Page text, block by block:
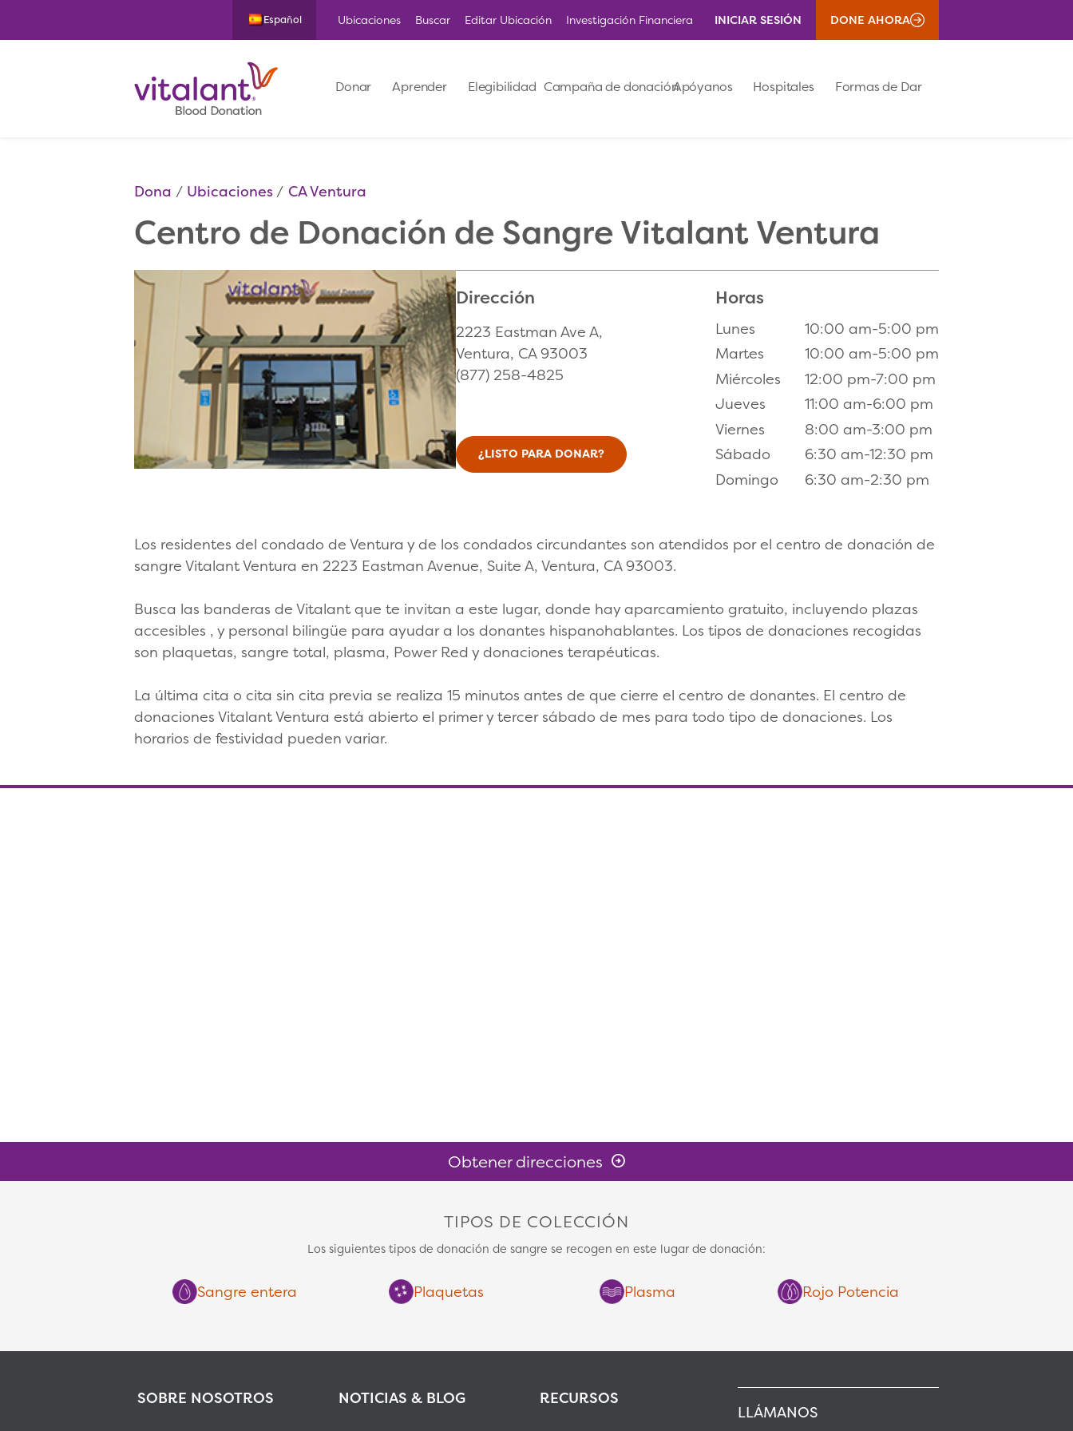
Español Ubicaciones Buscar Editar Ubicación Investigación Financiera INICIAR SESIÓN DONE AHORA
Donar Aprender Elegibilidad Campaña de donaciónApóyanos Hospitales Formas de Dar
Dona Ubicaciones CA Ventura
Centro de Donación de Sangre Vitalant Ventura
Dirección
2223 Eastman Ave A,
Ventura, CA 93003
(877) 258-4825
¿LISTO PARA DONAR?
Horas
Lunes
10:00 am-5:00 pm
Martes
10:00 am-5:00 pm
Miércoles
12:00 pm-7:00 pm
Jueves
11:00 am-6:00 pm
Viernes
8:00 am-3:00 pm
Sábado
6:30 am-12:30 pm
Domingo
6:30 am-2:30 pm
Los residentes del condado de Ventura y de los condados circundantes son atendidos por el centro de donación de
sangre Vitalant Ventura en 2223 Eastman Avenue, Suite A, Ventura, CA 93003.
Busca las banderas de Vitalant que te invitan a este lugar, donde hay aparcamiento gratuito, incluyendo plazas
accesibles , y personal bilingüe para ayudar a los donantes hispanohablantes. Los tipos de donaciones recogidas
son plaquetas, sangre total, plasma, Power Red y donaciones terapéuticas.
La última cita o cita sin cita previa se realiza 15 minutos antes de que cierre el centro de donantes. El centro de
donaciones Vitalant Ventura está abierto el primer y tercer sábado de mes para todo tipo de donaciones. Los
horarios de festividad pueden variar.
Obtener direcciones
TIPOS DE COLECCIÓN
Los siguientes tipos de donación de sangre se recogen en este lugar de donación:
Sangre entera Plaquetas Plasma Rojo Potencia
SOBRE NOSOTROS NOTICIAS & BLOG RECURSOS
LLÁMANOS